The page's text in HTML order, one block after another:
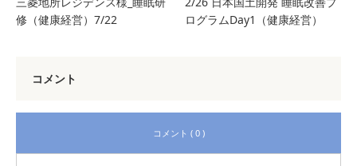
修（健康経営）7/22
ログラムDay1（健康経営）
コメント
コメント ( 0 )